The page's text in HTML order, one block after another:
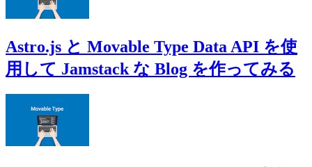
Astro.js と Movable Type Data API を使
用して Jamstack な Blog を作ってみる